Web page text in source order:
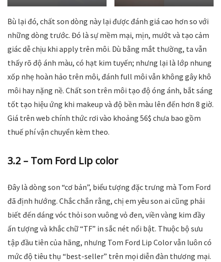
Bù lại đó, chất son dòng này lại được đánh giá cao hơn so với
những dòng trước. Đó là sự mềm mại, mịn, mướt và tạo cảm
giác dễ chịu khi apply trên môi. Dù bằng mắt thường, ta vẫn
thấy rõ độ ánh màu, có hạt kim tuyến; nhưng lại là lớp nhung
xốp nhẹ hoàn hảo trên môi, đánh full môi vẫn không gây khô
môi hay nặng nề. Chất son trên môi tạo độ óng ánh, bắt sáng
tốt tạo hiệu ứng khi makeup và độ bền màu lên đến hơn 8 giờ.
Giá trên web chính thức rơi vào khoảng 56$ chưa bao gồm
thuế phí vận chuyển kèm theo.
3.2 – Tom Ford Lip color
Đây là dòng son “cơ bản”, biểu tượng đặc trưng mà Tom Ford
đã định hướng. Chắc chắn rằng, chị em yêu son ai cũng phải
biết đến dáng vóc thỏi son vuông vỏ đen, viền vàng kim đầy
ấn tượng và khắc chữ “TF” in sắc nét nổi bật. Thuộc bộ sưu
tập đầu tiên của hãng, nhưng Tom Ford Lip Color vẫn luôn có
mức độ tiêu thụ “best-seller” trên mọi diễn đàn thương mại.